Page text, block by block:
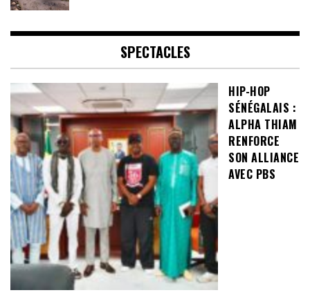
SPECTACLES
HIP-HOP
SÉNÉGALAIS :
ALPHA THIAM
RENFORCE
SON ALLIANCE
AVEC PBS